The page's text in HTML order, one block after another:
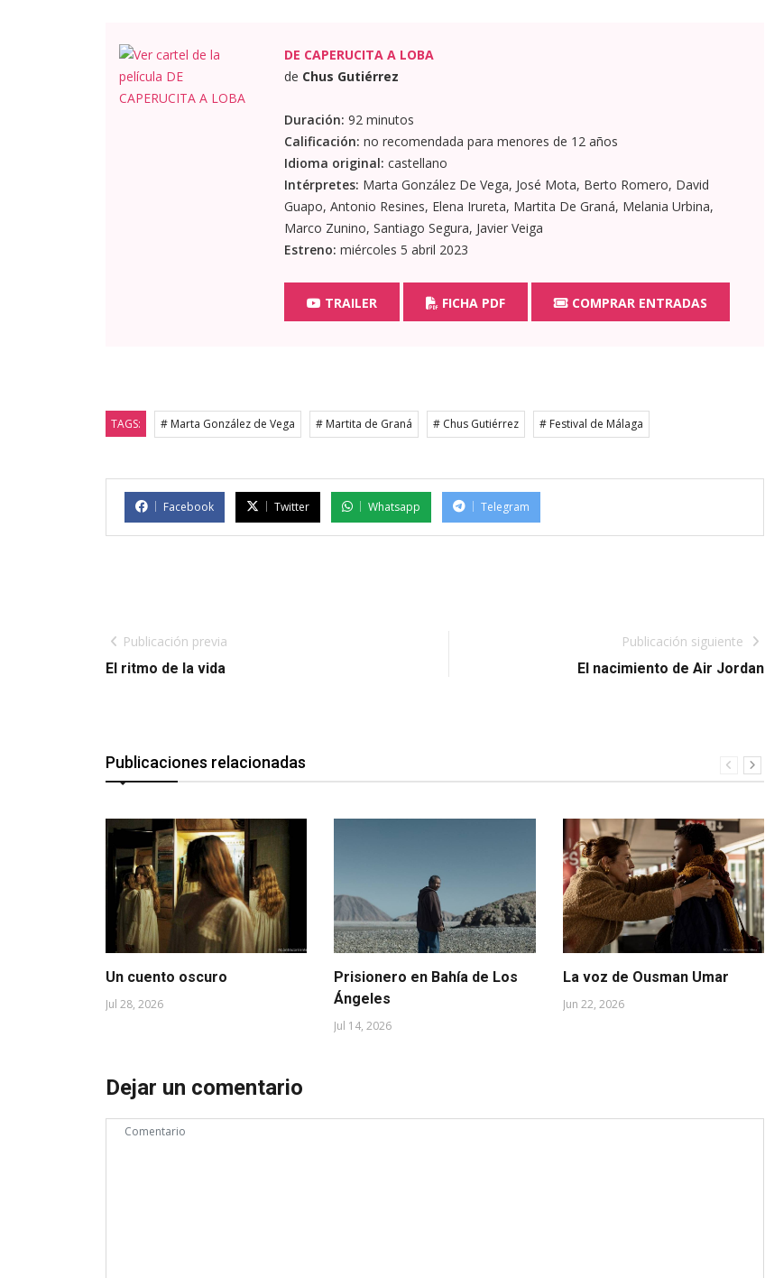
DE CAPERUCITA A LOBA
de Chus Gutiérrez
Duración: 92 minutos
Calificación: no recomendada para menores de 12 años
Idioma original: castellano
Intérpretes: Marta González De Vega, José Mota, Berto Romero, David
Guapo, Antonio Resines, Elena Irureta, Martita De Graná, Melania Urbina,
Marco Zunino, Santiago Segura, Javier Veiga
Estreno: miércoles 5 abril 2023
TRAILER FICHA PDF COMPRAR ENTRADAS
TAGS: # Marta González de Vega # Martita de Graná # Chus Gutiérrez # Festival de Málaga
Facebook Twitter Whatsapp Telegram
Publicación previa
El ritmo de la vida
Publicación siguiente
El nacimiento de Air Jordan
Publicaciones relacionadas
Un cuento oscuro
Jul 28, 2026
Prisionero en Bahía de Los
Ángeles
Jul 14, 2026
La voz de Ousman Umar
Jun 22, 2026
Dejar un comentario